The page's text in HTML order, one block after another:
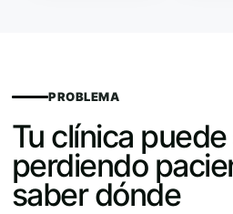
PROBLEMA
Tu clínica
perdiendo
saber dónde